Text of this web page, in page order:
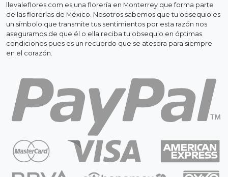
llevaleflores.com es una florería en Monterrey que forma parte
de las florerías de México. Nosotros sabemos que tu obsequio es
un símbolo que transmite tus sentimientos por esta razón nos
aseguramos de que él o ella reciba tu obsequio en óptimas
condiciones pues es un recuerdo que se atesora para siempre
en el corazón.